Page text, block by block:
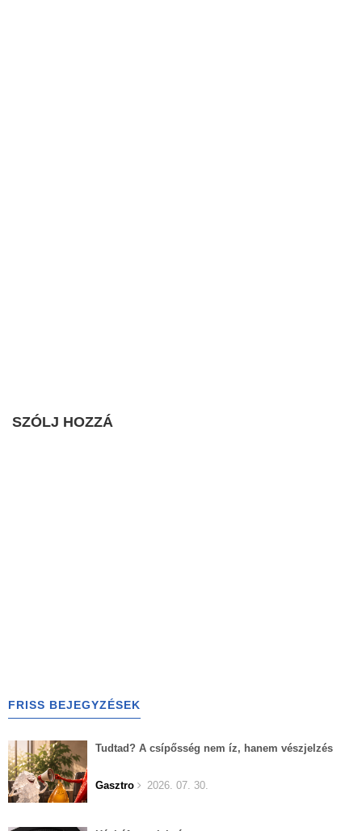
SZÓLJ HOZZÁ
FRISS BEJEGYZÉSEK
Tudtad? A csípősség nem íz, hanem vészjelzés
Gasztro 2026. 07. 30.